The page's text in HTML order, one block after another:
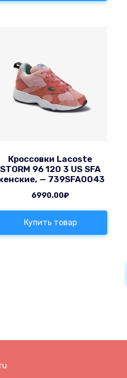
Кроссовки Lacoste
STORM 96 120 3 US SFA
— 739SFA0043
6990.00₽
Купить товар